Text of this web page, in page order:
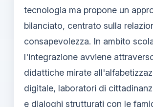
tecnologia ma propone un
bilanciato, centrato sulla
consapevolezza. In ambito
l'integrazione avviene
didattiche mirate
digitale, laboratori di
e dialoghi strutturati con le